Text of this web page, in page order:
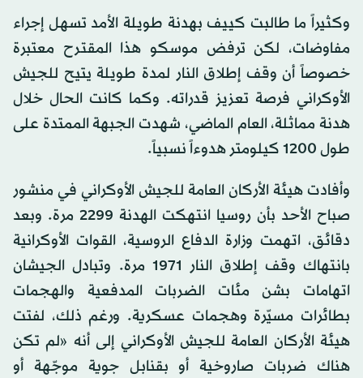
وكثيراً ما طالبت كييف بهدنة طويلة الأمد تسهل إجراء
مفاوضات، لكن ترفض موسكو هذا المقترح معتبرة
خصوصاً أن وقف إطلاق النار لمدة طويلة يتيح للجيش
الأوكراني فرصة تعزيز قدراته. وكما كانت الحال خلال
هدنة مماثلة، العام الماضي، شهدت الجبهة الممتدة على
طول 1200 كيلومتر هدوءاً نسبياً.
وأفادت هيئة الأركان العامة للجيش الأوكراني في منشور
صباح الأحد بأن روسيا انتهكت الهدنة 2299 مرة. وبعد
دقائق، اتهمت وزارة الدفاع الروسية، القوات الأوكرانية
بانتهاك وقف إطلاق النار 1971 مرة. وتبادل الجيشان
اتهامات بشن مئات الضربات المدفعية والهجمات
بطائرات مسيّرة وهجمات عسكرية. ورغم ذلك، لفتت
هيئة الأركان العامة للجيش الأوكراني إلى أنه «لم تكن
هناك ضربات صاروخية أو بقنابل جوية موجّهة أو